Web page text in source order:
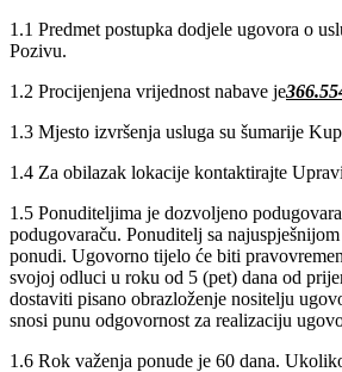
1.1 Predmet postupka dodjele ugovora o
Pozivu.
1.2 Procijenjena vrijednost nabave je
1.3 Mjesto izvršenja usluga su šumarije
1.4 Za obilazak lokacije kontaktirajte
1.5 Ponuditeljima je dozvoljeno
podugovaraču. Ponuditelj sa
ponudi. Ugovorno tijelo će biti
svojoj odluci u roku od 5 (pet) dana od
dostaviti pisano obrazloženje nositelju
snosi punu odgovornost za realizaciju
1.6 Rok važenja ponude je 60 dana.